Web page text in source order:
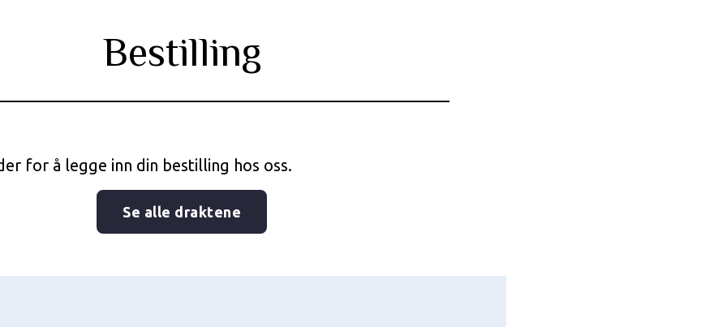
Bestilling
for å legge inn din bestilling hos oss.
Se alle draktene